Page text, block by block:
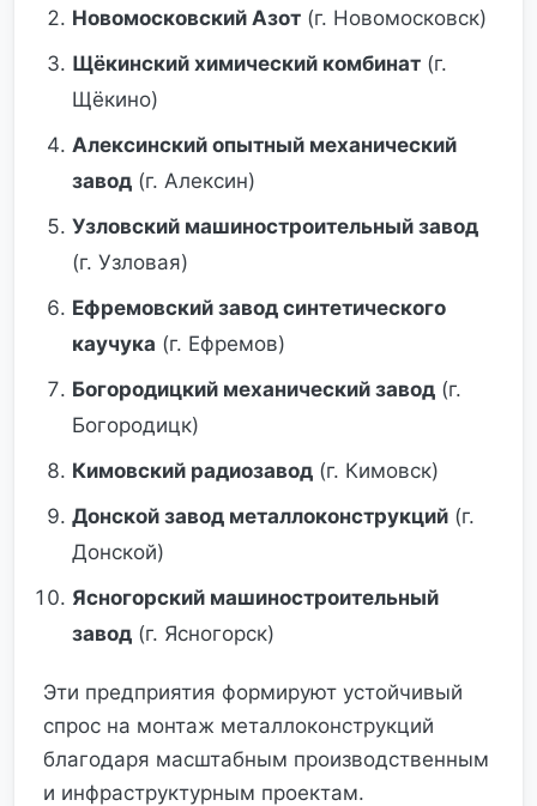
Новомосковский Азот (г. Новомосковск)
Щёкинский химический комбинат (г.
Щёкино)
Алексинский опытный механический
завод (г. Алексин)
Узловский машиностроительный завод
(г. Узловая)
Ефремовский завод синтетического
каучука (г. Ефремов)
Богородицкий механический завод (г.
Богородицк)
Кимовский радиозавод (г. Кимовск)
Донской завод металлоконструкций (г.
Донской)
Ясногорский машиностроительный
завод (г. Ясногорск)
Эти предприятия формируют устойчивый
спрос на монтаж металлоконструкций
благодаря масштабным производственным
и инфраструктурным проектам.